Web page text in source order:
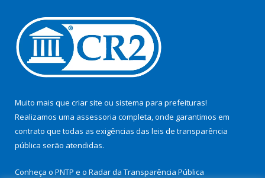
Muito mais que criar site ou sistema para prefeituras!
Realizamos uma assessoria completa, onde garantimos em
contrato que todas as exigências das leis de transparência
pública serão atendidas.
Conheça o PNTP e o Radar da Transparência Pública